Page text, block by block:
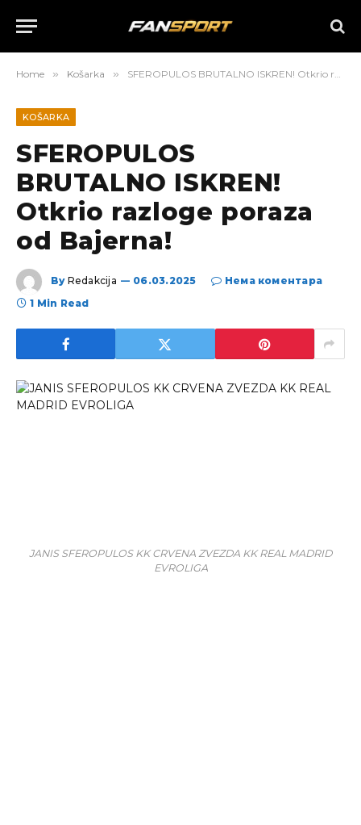
Home » Košarka » SFEROPULOS BRUTALNO ISKREN! Otkrio razloge poraza od Bajerna!
KOŠARKA
SFEROPULOS
BRUTALNO ISKREN!
Otkrio razloge poraza
od Bajerna!
By Redakcija 06.03.2025
Нема коментара
1 Min Read
JANIS SFEROPULOS KK CRVENA ZVEZDA KK REAL MADRID
EVROLIGA